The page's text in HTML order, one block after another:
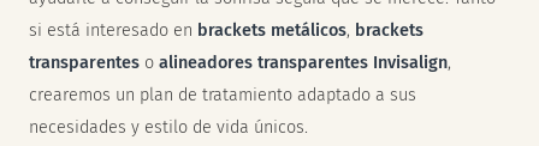
si está interesado en brackets metálicos, brackets
transparentes oalineadores transparentes Invisalign,
crearemos un plan de tratamiento adaptado a sus
necesidades y estilo de vida únicos.